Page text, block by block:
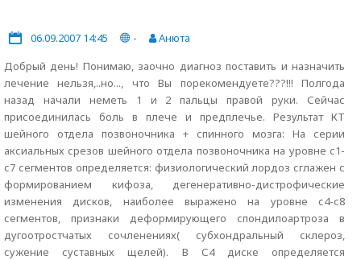
06.09.2007 14:45 -
Анюта
Добрый день! Понимаю, заочно диагноз поставить и назначить
лечение нельзя,..но..., что Вы порекомендуете???!!! Полгода
назад начали неметь 1 и 2 пальцы правой руки. Сейчас
присоединилась боль в плече и предплечье. Результат КТ
шейного отдела позвоночника + спинного мозга: На серии
аксиальных срезов шейного отдела позвоночника на уровне с1-
с7 сегментов определяется: физиологический лордоз сглажен с
формированием кифоза, дегенеративно-дистрофические
изменения дисков, наиболее выражено на уровне с4-с8
сегментов, признаки деформирующего спондилоартроза в
дугоотростчатых сочленениях( субхондральный склероз,
сужение суставных щелей). В С4 диске определяется